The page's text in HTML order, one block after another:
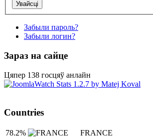
Забыли пароль?
Забыли логин?
Зараз на сайце
Цяпер 138 госцяў анлайн
Countries
78.2%
FRANCE